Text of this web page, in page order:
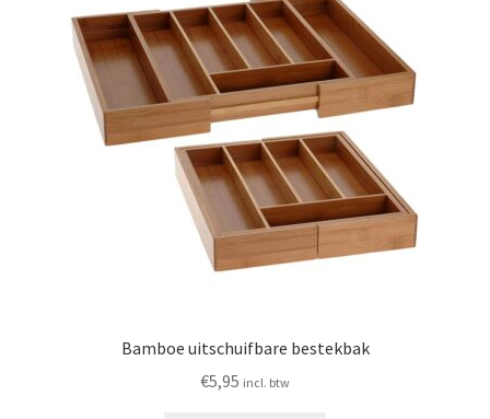
Bamboe uitschuifbare bestekbak
€5,95 incl. btw